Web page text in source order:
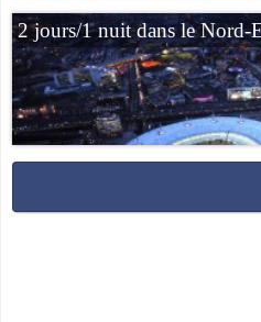
2 jours/1 nuit dans le Nord-